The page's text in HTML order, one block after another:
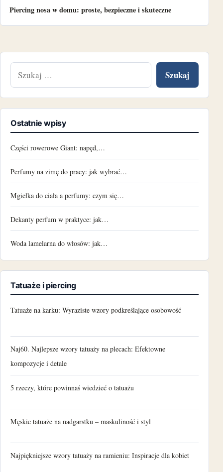
Piercing nosa w domu: proste, bezpieczne i skuteczne
Ostatnie wpisy
Części rowerowe Giant: napęd,…
Perfumy na zimę do pracy: jak wybrać…
Mgiełka do ciała a perfumy: czym się…
Dekanty perfum w praktyce: jak…
Woda lamelarna do włosów: jak…
Tatuaże i piercing
Tatuaże na karku: Wyraziste wzory podkreślające osobowość
Naj60. Najlepsze wzory tatuaży na plecach: Efektowne
kompozycje i detale
5 rzeczy, które powinnaś wiedzieć o tatuażu
Męskie tatuaże na nadgarstku – maskuliność i styl
Najpiękniejsze wzory tatuaży na ramieniu: Inspiracje dla kobiet